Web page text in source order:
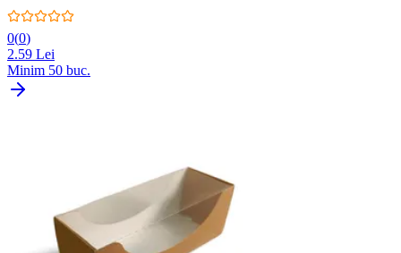
0(0)
2.59 Lei
Minim 50 buc.